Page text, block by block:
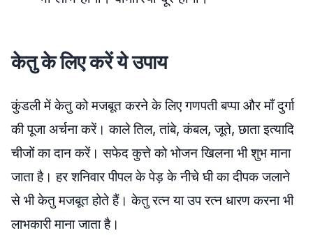
केतु के लिए करें ये उपाय
कुंडली में केतु को मजबूत करने के लिए गणपती बप्पा और माँ दुर्गा
की पूजा अर्चना करें। काले तिल, तांबे, कंबल, जूते, छाता इत्यादि
चीजों का दान करें। सफेद कुत्ते को भोजन खिलना भी शुभ माना
जाता है। हर शनिवार पीपल के पेड़ के नीचे घी का दीपक जलाने
से भी केतु मजबूत होते हैं। केतु रत्न या उप रत्न धारण करना भी
लाभकारी माना जाता है।